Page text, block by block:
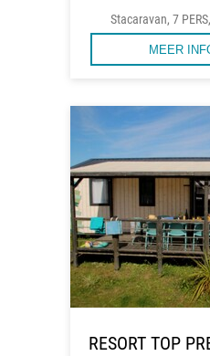
Stacaravan, 7
MEER
RESORT TOP